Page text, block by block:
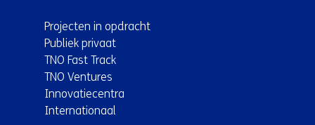
Projecten in opdracht
Publiek privaat
TNO Fast Track
TNO Ventures
Innovatiecentra
Internationaal